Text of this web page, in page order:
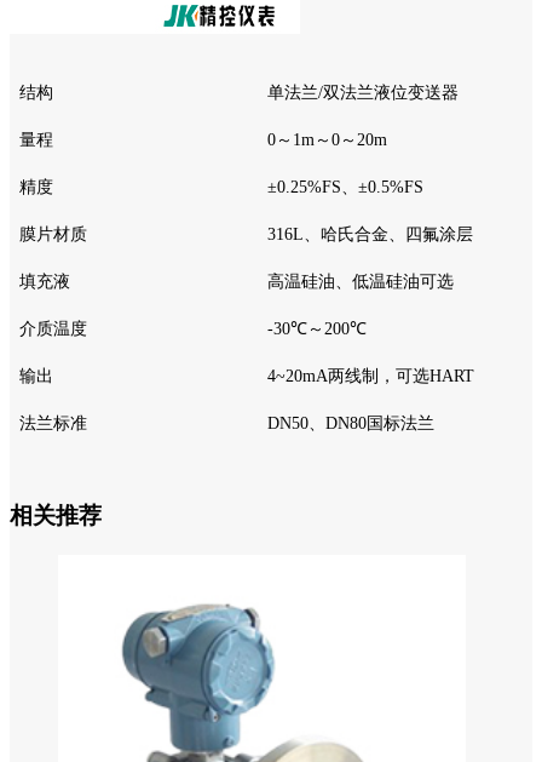
结构 单法兰/双法兰液位变送器
量程 0～1m～0～20m
精度 ±0.25%FS、±0.5%FS
膜片材质 316L、哈氏合金、四氟涂层
填充液 高温硅油、低温硅油可选
介质温度 -30℃～200℃
输出 4~20mA两线制，可选HART
法兰标准 DN50、DN80国标法兰
相关推荐